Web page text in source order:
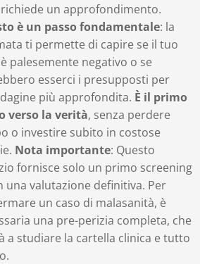
un approfondimento.
è un passo fondamentale: la
ti permette di capire se il tuo
palesemente negativo o se
esserci i presupposti per
più approfondita. È il primo
verso la verità, senza perdere
o investire subito in costose
Nota importante: Questo
fornisce solo un primo screening
una valutazione definitiva. Per
un caso di malasanità, è
una pre-perizia completa, che
a studiare la cartella clinica e tutto